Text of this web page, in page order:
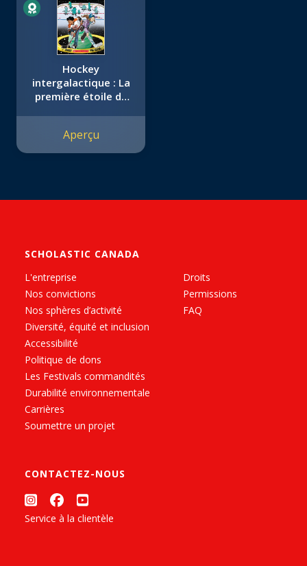
Hockey
intergalactique : La
première étoile du
Aperçu
SCHOLASTIC CANADA
L'entreprise
Nos convictions
Nos sphères d’activité
Diversité, équité et inclusion
Accessibilité
Politique de dons
Les Festivals commandités
Durabilité environnementale
Carrières
Soumettre un projet
Droits
Permissions
FAQ
CONTACTEZ-NOUS
Service à la clientèle